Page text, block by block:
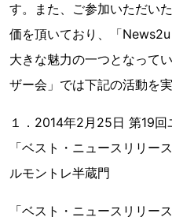
す。また、ご参加いただい
価を頂いており、「
大きな魅力の一つとなって
ザー会」では下記の活動を
１．2014年2月25日 第19回
「ベスト・ニュースリリ
ルモントレ半蔵門
「ベスト・ニュースリリー